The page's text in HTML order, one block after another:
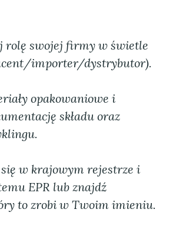
rolę swojej firmy w świetle
importer/dystrybutor).
opakowaniowe i
składu oraz
w krajowym rejestrze i
EPR lub znajdź
to zrobi w Twoim imieniu.